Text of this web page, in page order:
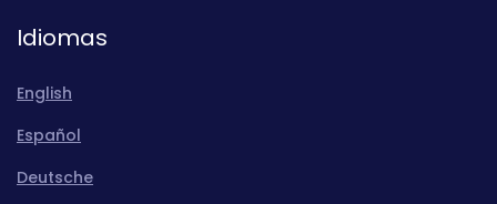
Idiomas
English
Español
Deutsche